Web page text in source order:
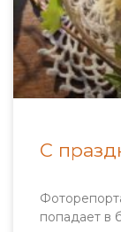
С
попадает в